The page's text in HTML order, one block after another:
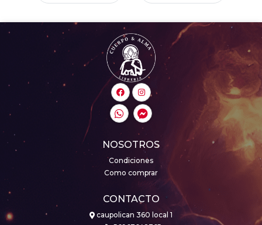
NOSOTROS
Condiciones
Como comprar
CONTACTO
caupolican 360 local 1